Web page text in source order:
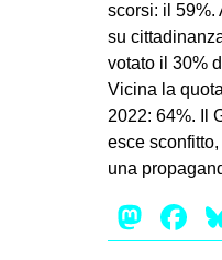
scorsi: il 59%.
su
votato il 30%
Vicina la
2022: 64%. Il
esce
una